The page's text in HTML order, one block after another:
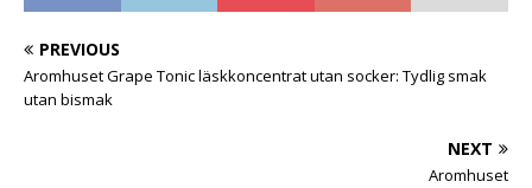
PREVIOUS
Aromhuset Grape Tonic läskkoncentrat utan socker: Tydlig smak
utan bismak
NEXT
Aromhuset